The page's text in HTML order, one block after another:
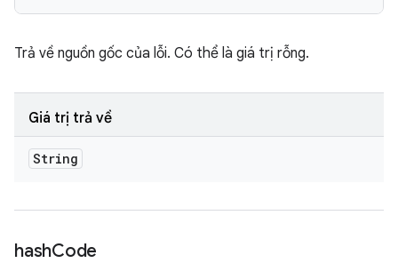
Trả về nguồn gốc của lỗi. Có thể là giá trị rỗng.
Giá trị trả về
String
hashCode